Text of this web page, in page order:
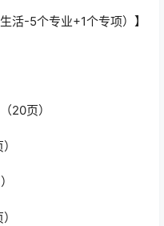
活-5个专业+1个专项）】
20页）